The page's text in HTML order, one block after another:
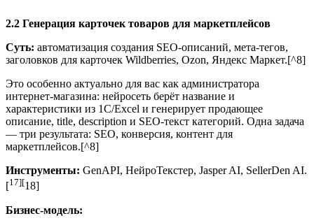
2.2 Генерация карточек товаров для маркетплейсов
Суть: автоматизация создания SEO-описаний, мета-тегов,
заголовков для карточек Wildberries, Ozon, Яндекс Маркет.[^8]
Это особенно актуально для вас как администратора
интернет-магазина: нейросеть берёт название и
характеристики из 1С/Excel и генерирует продающее
описание, title, description и SEO-текст категорий. Одна задача
— три результата: SEO, конверсия, контент для
маркетплейсов.[^8]
Инструменты: GenAPI, НейроТекстер, Jasper AI, SellerDen AI.
[17][18]
Бизнес-модель: